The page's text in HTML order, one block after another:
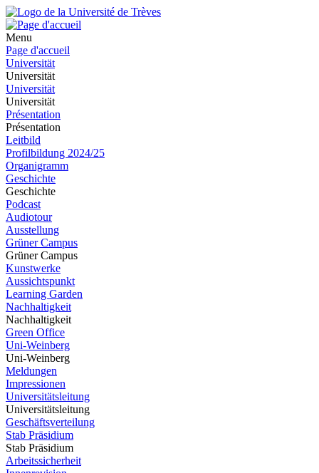
Menu
Page d'accueil
Universität
Universität
Universität
Universität
Présentation
Présentation
Leitbild
Profilbildung 2024/25
Organigramm
Geschichte
Geschichte
Podcast
Audiotour
Ausstellung
Grüner Campus
Grüner Campus
Kunstwerke
Aussichtspunkt
Learning Garden
Nachhaltigkeit
Nachhaltigkeit
Green Office
Uni-Weinberg
Uni-Weinberg
Meldungen
Impressionen
Universitätsleitung
Universitätsleitung
Geschäftsverteilung
Stab Präsidium
Stab Präsidium
Arbeitssicherheit